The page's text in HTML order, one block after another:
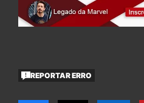
REPORTAR ERRO